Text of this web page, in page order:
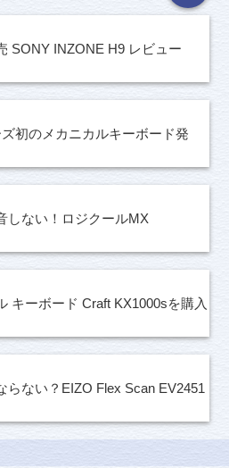
SONY INZONE H9 レビュー
初のメカニカルキーボード発
しない！ロジクールMX
キーボード Craft KX1000sを購入
らない？EIZO Flex Scan EV2451